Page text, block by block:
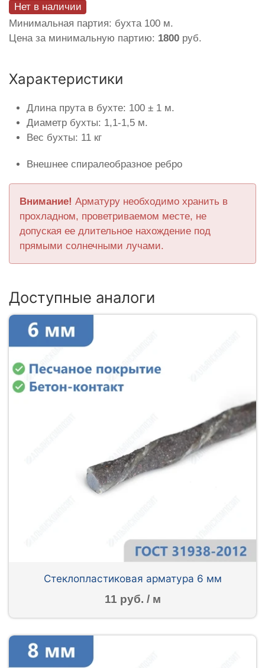
Нет в наличии
Минимальная партия: бухта 100 м.
Цена за минимальную партию: 1800 руб.
Характеристики
Длина прута в бухте: 100 ± 1 м.
Диаметр бухты: 1,1-1,5 м.
Вес бухты: 11 кг
Внешнее спиралеобразное ребро
Внимание! Арматуру необходимо хранить в
прохладном, проветриваемом месте, не
допуская ее длительное нахождение под
прямыми солнечными лучами.
Доступные аналоги
Стеклопластиковая арматура 6 мм
11 руб. / м